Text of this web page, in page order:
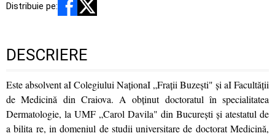
Distribuie pe:
DESCRIERE
Este absolvent aI Colegiului NaţionaI „Fraţii Buzeşti" şi aI Facultăţii
de Medicină din Craiova. A obţinut doctoratul în specialitatea
Dermatologie, la UMF „Carol Davila" din Bucureşti şi atestatul de
a bilita re, in domeniul de studii universitare de doctorat Medicină,